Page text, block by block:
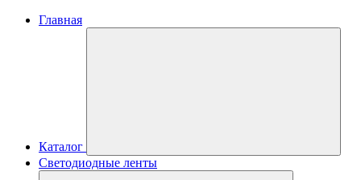
Главная
Каталог
Светодиодные ленты